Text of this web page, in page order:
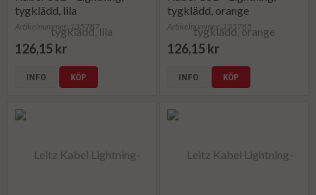
tygklädd, lila
Artikelnummer: 135787
126,15 kr
INFO KÖP
tygklädd, orange
Artikelnummer: 135785
126,15 kr
INFO KÖP